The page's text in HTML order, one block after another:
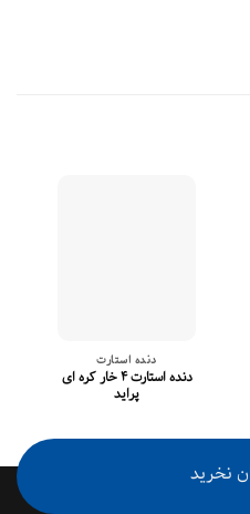
دنده استارت ۴ خار کره ای